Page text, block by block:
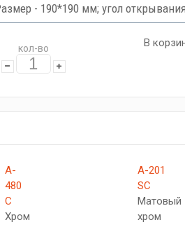
- 190*190 мм; угол
кол-во В
A-
480
C
Хром
А-201
SC
Матовый
хром